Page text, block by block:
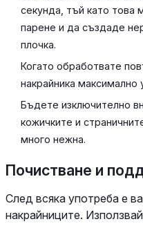
секунда, тъй като това
парене и да създаде
плочка.
Когато обработвате
накрайника максимално
Бъдете изключително
кожичките и
много нежна.
Почистване и
След всяка употреба е
накрайниците.